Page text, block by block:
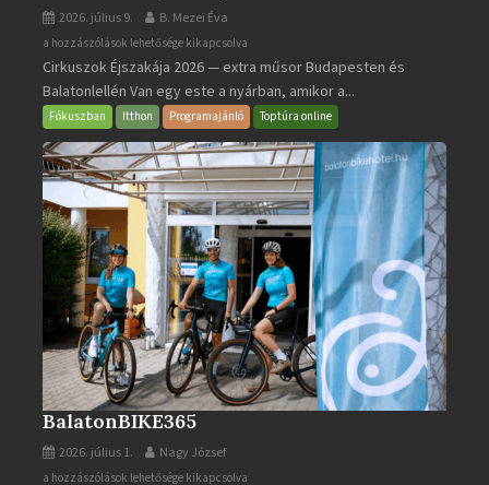
2026. július 9. B. Mezei Éva
Cirkuszok
Éjszakája
2026
bejegyzéshez
a hozzászólások lehetősége kikapcsolva
Cirkuszok Éjszakája 2026 — extra műsor Budapesten és
Balatonlellén Van egy este a nyárban, amikor a...
Fókuszban Itthon Programajánló Toptúra online
BalatonBIKE365
2026. július 1. Nagy József
BalatonBIKE365
a hozzászólások lehetősége kikapcsolva